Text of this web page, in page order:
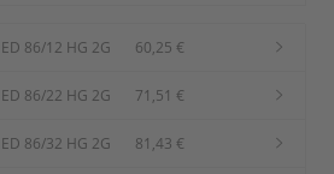
ED 86/12 HG 2G 60,25 €
ED 86/22 HG 2G 71,51 €
ED 86/32 HG 2G 81,43 €